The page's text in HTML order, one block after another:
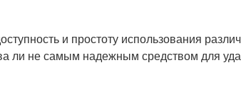
и простоту использования
ли не самым надежным средством для